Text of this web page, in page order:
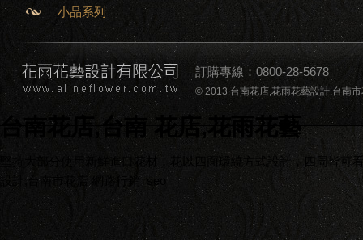
小品系列
訂購專線：0800-28-5678
© 2013 台南花店,花雨花藝設計,台南
台南花店,台南 花店,花雨花藝
堅持大部分使用新鮮進口花材，花以四面環繞方式設計，四周皆
設計,台南市花店
網路行銷 seo